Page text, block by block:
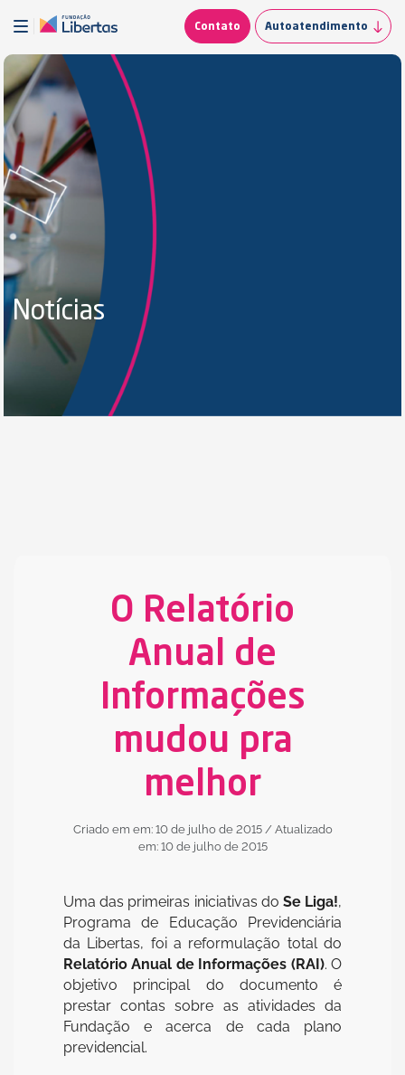
Contato Autoatendimento
Notícias
O Relatório
Anual de
Informações
mudou pra
melhor
Criado em em: 10 de julho de 2015 / Atualizado
em: 10 de julho de 2015
Uma das primeiras iniciativas do Se Liga!,
Programa de Educação Previdenciária
da Libertas, foi a reformulação total do
Relatório Anual de Informações (RAI). O
objetivo principal do documento é
prestar contas sobre as atividades da
Fundação e acerca de cada plano
previdencial.